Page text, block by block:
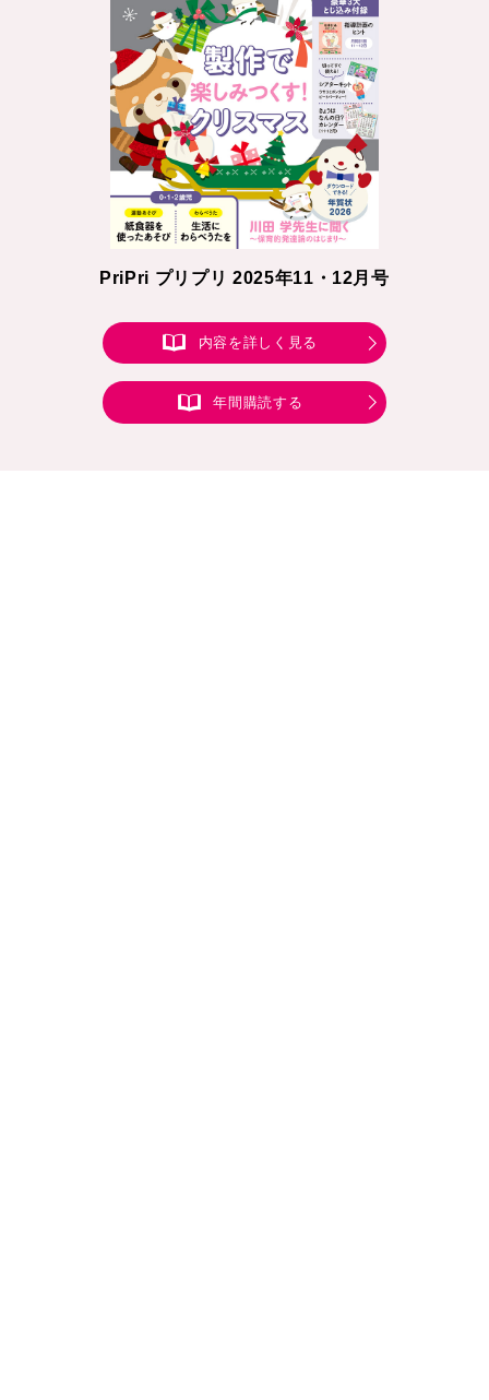
PriPri プリプリ 2025年11・12月号
内容を詳しく見る
年間購読する